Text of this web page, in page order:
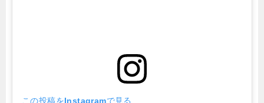
この投稿をInstagramで見る